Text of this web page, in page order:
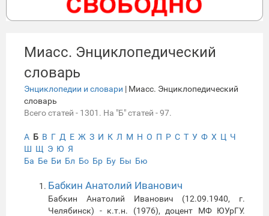
Миасс. Энциклопедический
словарь
Энциклопедии и словари | Миасс. Энциклопедический
словарь
Всего статей - 1301. На "Б" статей - 97.
А Б В Г Д Е Ж З И К Л М Н О П Р С Т У Ф Х Ц Ч
Ш Щ Э Ю Я
Ба Бе Би Бл Бо Бр Бу Бы Бю
Бабкин Анатолий Иванович
Бабкин Анатолий Иванович (12.09.1940, г.
Челябинск) - к.т.н. (1976), доцент МФ ЮУрГУ.